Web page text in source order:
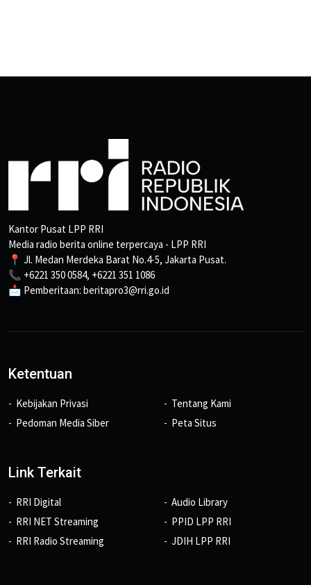
Kantor Pusat LPP RRI
Media radio berita online terpercaya - LPP RRI
📍 Jl. Medan Merdeka Barat No.4-5, Jakarta Pusat.
📞 +6221 350 0584, +6221 351 1086
📩 Pemberitaan: beritapro3@rri.go.id
Ketentuan
Kebijakan Privasi
Pedoman Media Siber
Tentang Kami
Peta Situs
Link Terkait
RRI Digital
RRI NET Streaming
RRI Radio Streaming
Audio Library
PPID LPP RRI
JDIH LPP RRI